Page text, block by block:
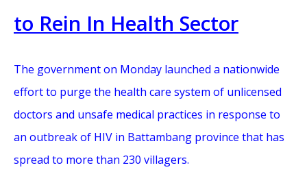
to Rein In Health Sector
The government on Monday launched a nationwide
effort to purge the health care system of unlicensed
doctors and unsafe medical practices in response to
an outbreak of HIV in Battambang province that has
spread to more than 230 villagers.